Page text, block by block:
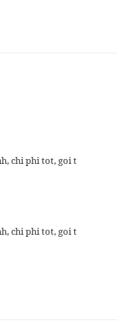
chi phi tot, goi t
chi phi tot, goi t